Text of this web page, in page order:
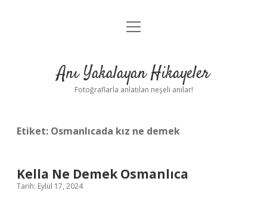
Anasayfa
Yasal Uyarı
menüyü
Anı Yakalayan Hikayeler
Fotoğraflarla anlatılan neşeli anılar!
Etiket: Osmanlıcada kız ne demek
Kella Ne Demek Osmanlıca
Tarih: Eylül 17, 2024